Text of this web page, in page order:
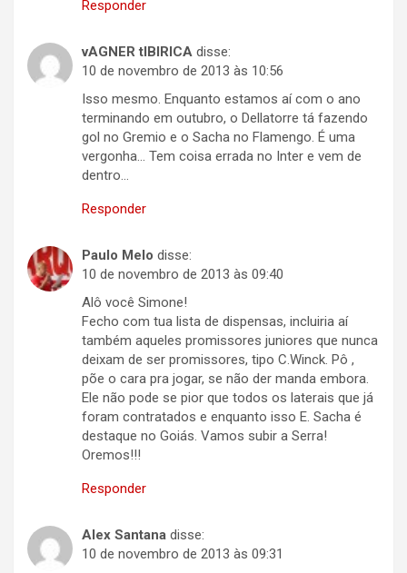
Responder
vAGNER tIBIRICA disse:
10 de novembro de 2013 às 10:56
Isso mesmo. Enquanto estamos aí com o ano
terminando em outubro, o Dellatorre tá fazendo
gol no Gremio e o Sacha no Flamengo. É uma
vergonha… Tem coisa errada no Inter e vem de
dentro…
Responder
Paulo Melo disse:
10 de novembro de 2013 às 09:40
Alô você Simone!
Fecho com tua lista de dispensas, incluiria aí
também aqueles promissores juniores que nunca
deixam de ser promissores, tipo C.Winck. Pô ,
põe o cara pra jogar, se não der manda embora.
Ele não pode se pior que todos os laterais que já
foram contratados e enquanto isso E. Sacha é
destaque no Goiás. Vamos subir a Serra!
Oremos!!!
Responder
Alex Santana disse:
10 de novembro de 2013 às 09:31